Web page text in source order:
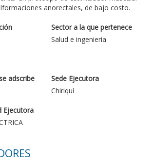
anorectales, de bajo costo.
Sector a la que pertenece
Salud e ingeniería
adscribe
Sede Ejecutora
Chiriquí
Ejecutora